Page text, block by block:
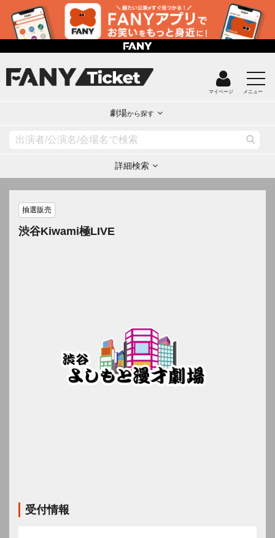
マイページ メニュー
劇場から探す
詳細検索
抽選販売
渋谷Kiwami極LIVE
受付情報